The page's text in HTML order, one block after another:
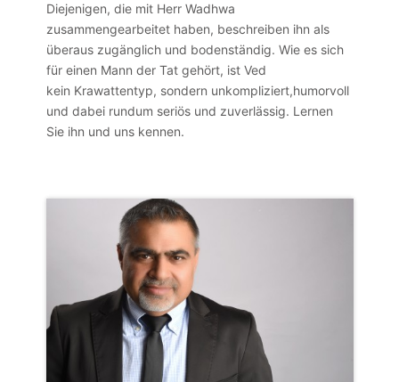
Diejenigen, die mit Herr Wadhwa
zusammengearbeitet haben, beschreiben ihn als
überaus zugänglich und bodenständig. Wie es sich
für einen Mann der Tat gehört, ist Ved
kein Krawattentyp, sondern unkompliziert,humorvoll
und dabei rundum seriös und zuverlässig. Lernen
Sie ihn und uns kennen.